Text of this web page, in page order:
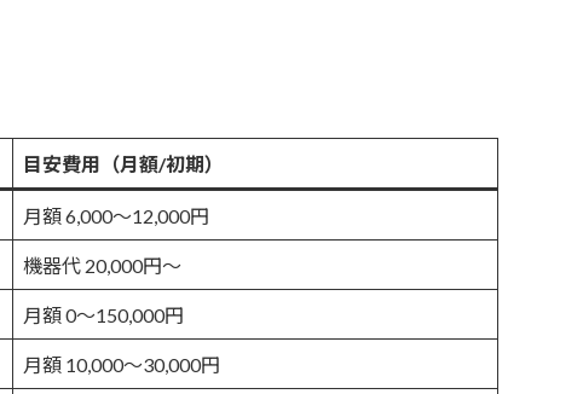
目安費用（月額/初期）
月額 6,000〜12,000円
機器代 20,000円〜
月額 0〜150,000円
月額 10,000〜30,000円